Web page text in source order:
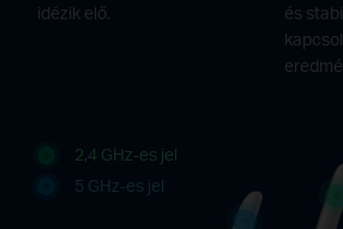
idézik elő.
és
2,4 GHz-es jel
5 GHz-es jel